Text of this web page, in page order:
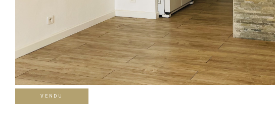
VENDU